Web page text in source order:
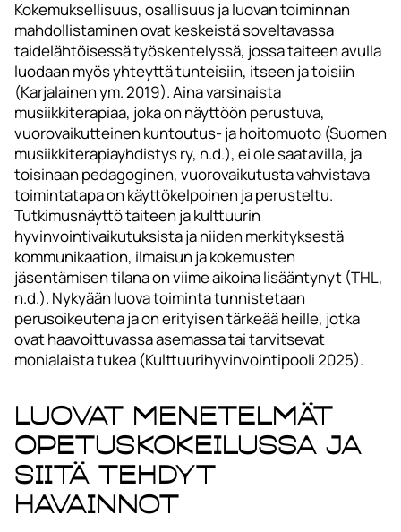
Kokemuksellisuus, osallisuus ja luovan toiminnan
mahdollistaminen ovat keskeistä soveltavassa
taidelähtöisessä työskentelyssä, jossa taiteen avulla
luodaan myös yhteyttä tunteisiin, itseen ja toisiin
(Karjalainen ym. 2019). Aina varsinaista
musiikkiterapiaa, joka on näyttöön perustuva,
vuorovaikutteinen kuntoutus- ja hoitomuoto (Suomen
musiikkiterapiayhdistys ry, n.d.), ei ole saatavilla, ja
toisinaan pedagoginen, vuorovaikutusta vahvistava
toimintatapa on käyttökelpoinen ja perusteltu.
Tutkimusnäyttö taiteen ja kulttuurin
hyvinvointivaikutuksista ja niiden merkityksestä
kommunikaation, ilmaisun ja kokemusten
jäsentämisen tilana on viime aikoina lisääntynyt (THL,
n.d.). Nykyään luova toiminta tunnistetaan
perusoikeutena ja on erityisen tärkeää heille, jotka
ovat haavoittuvassa asemassa tai tarvitsevat
monialaista tukea (Kulttuurihyvinvointipooli 2025).
Luovat menetelmät
opetuskokeilussa ja
siitä tehdyt
havainnot